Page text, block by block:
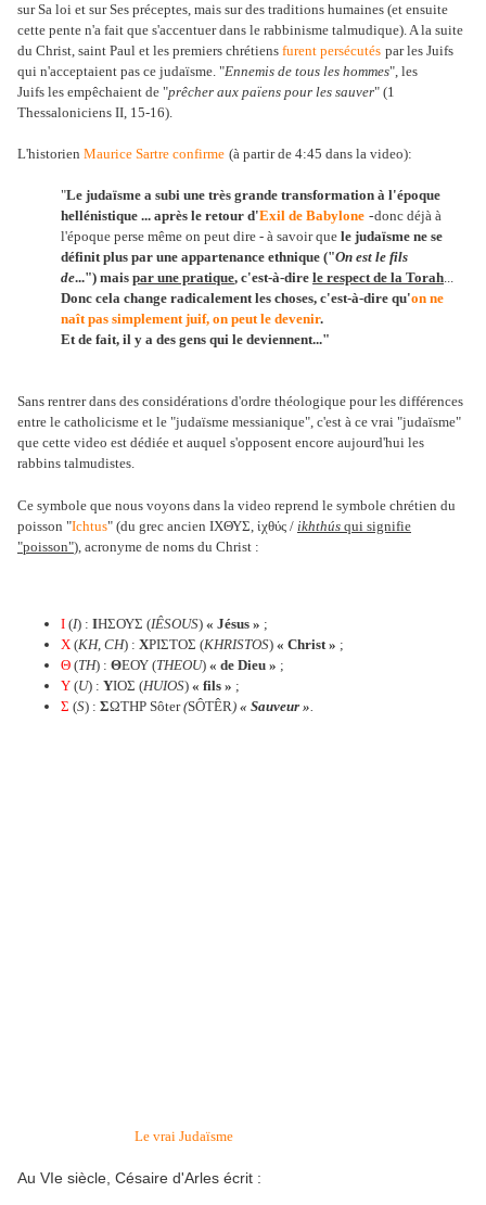
sur Sa loi et sur Ses préceptes, mais sur des traditions humaines (et ensuite
cette pente n'a fait que s'accentuer dans le rabbinisme talmudique). A la suite
du Christ, saint Paul et les premiers chrétiens furent persécutés par les Juifs
qui n'acceptaient pas ce judaïsme. "Ennemis de tous les hommes", les
Juifs les empêchaient de "prêcher aux païens pour les sauver" (1
Thessaloniciens II, 15-16).
L'historien Maurice Sartre confirme (à partir de 4:45 dans la video):
"Le judaïsme a subi une très grande transformation à l'époque
hellénistique ... après le retour d'Exil de Babylone -donc déjà à
l'époque perse même on peut dire - à savoir que le judaïsme ne se
définit plus par une appartenance ethnique ("On est le fils
de...") mais par une pratique, c'est-à-dire le respect de la Torah...
Donc cela change radicalement les choses, c'est-à-dire qu'on ne
naît pas simplement juif, on peut le devenir.
Et de fait, il y a des gens qui le deviennent..."
Sans rentrer dans des considérations d'ordre théologique pour les différences
entre le catholicisme et le "judaïsme messianique", c'est à ce vrai "judaïsme"
que cette video est dédiée et auquel s'opposent encore aujourd'hui les
rabbins talmudistes.
Ce symbole que nous voyons dans la video reprend le symbole chrétien du
poisson "Ichtus" (du grec ancien ΙΧΘΥΣ, ἰχθύς / ikhthús qui signifie
"poisson"), acronyme de noms du Christ :
Ι (I) : ΙΗΣΟΥΣ (IÊSOUS) « Jésus » ;
Χ (KH, CH) : ΧΡΙΣΤΟΣ (KHRISTOS) « Christ » ;
Θ (TH) : ΘΕΟΥ (THEOU) « de Dieu » ;
Υ (U) : ΥΙΟΣ (HUIOS) « fils » ;
Σ (S) : ΣΩΤΗΡ Sôter(SÔTÊR) « Sauveur ».
Le vrai Judaïsme
Au VIe siècle, Césaire d'Arles écrit :